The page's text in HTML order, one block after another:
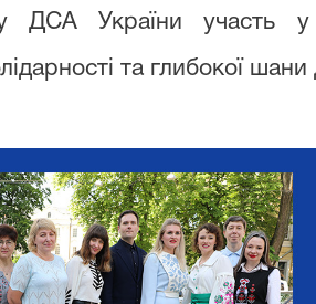
ДСА України участь
та глибокої